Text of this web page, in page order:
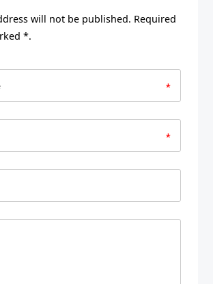
will not be published. Required
*.
*
*